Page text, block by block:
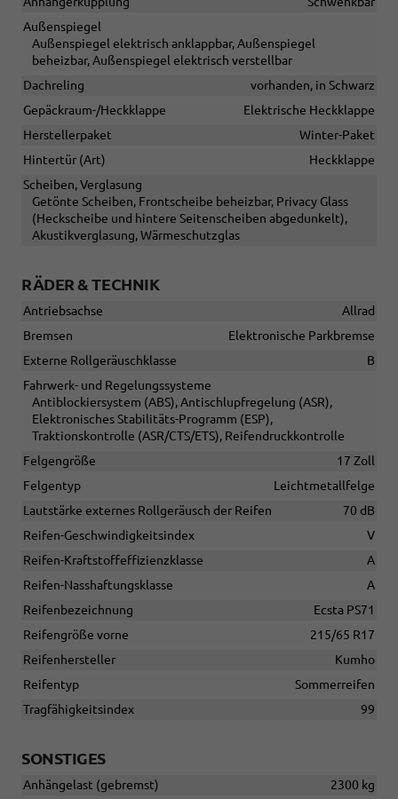
Außenspiegel
Außenspiegel elektrisch anklappbar, Außenspiegel
beheizbar, Außenspiegel elektrisch verstellbar
Dachreling
vorhanden, in Schwarz
Gepäckraum-/Heckklappe
Elektrische Heckklappe
Herstellerpaket
Winter-Paket
Hintertür (Art)
Heckklappe
Scheiben, Verglasung
Getönte Scheiben, Frontscheibe beheizbar, Privacy Glass
(Heckscheibe und hintere Seitenscheiben abgedunkelt),
Akustikverglasung, Wärmeschutzglas
RÄDER & TECHNIK
Antriebsachse
Allrad
Bremsen
Elektronische Parkbremse
Externe Rollgeräuschklasse
B
Fahrwerk- und Regelungssysteme
Antiblockiersystem (ABS), Antischlupfregelung (ASR),
Elektronisches Stabilitäts-Programm (ESP),
Traktionskontrolle (ASR/CTS/ETS), Reifendruckkontrolle
Felgengröße
17 Zoll
Felgentyp
Leichtmetallfelge
Lautstärke externes Rollgeräusch der Reifen
70 dB
Reifen-Geschwindigkeitsindex
V
Reifen-Kraftstoffeffizienzklasse
A
Reifen-Nasshaftungsklasse
A
Reifenbezeichnung
Ecsta PS71
Reifengröße vorne
215/65 R17
Reifenhersteller
Kumho
Reifentyp
Sommerreifen
Tragfähigkeitsindex
99
SONSTIGES
Anhängelast (gebremst)
2300 kg